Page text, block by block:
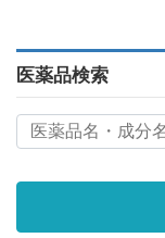
医薬品検索